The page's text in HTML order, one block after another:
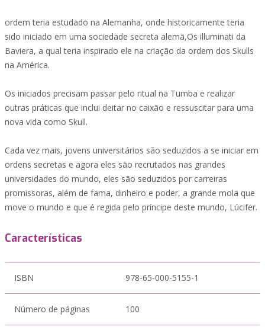
ordem teria estudado na Alemanha, onde historicamente teria
sido iniciado em uma sociedade secreta alemã,Os illuminati da
Baviera, a qual teria inspirado ele na criação da ordem dos Skulls
na América.
Os iniciados precisam passar pelo ritual na Tumba e realizar
outras práticas que inclui deitar no caixão e ressuscitar para uma
nova vida como Skull.
Cada vez mais, jovens universitários são seduzidos a se iniciar em
ordens secretas e agora eles são recrutados nas grandes
universidades do mundo, eles são seduzidos por carreiras
promissoras, além de fama, dinheiro e poder, a grande mola que
move o mundo e que é regida pelo príncipe deste mundo, Lúcifer.
Características
ISBN 978-65-000-5155-1
Número de páginas 100